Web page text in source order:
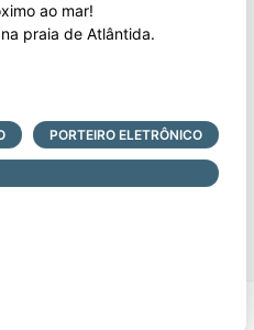
ao mar!
PORTEIRO ELETRÔNICO